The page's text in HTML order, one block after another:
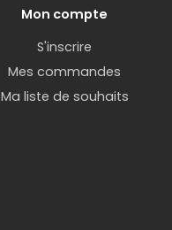
Mon compte
S'inscrire
Mes commandes
Ma liste de souhaits